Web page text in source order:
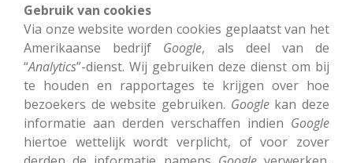
Gebruik van cookies
Via onze website worden cookies geplaatst van het
Amerikaanse bedrijf Google, als deel van de
“Analytics”-dienst. Wij gebruiken deze dienst om bij
te houden en rapportages te krijgen over hoe
bezoekers de website gebruiken. Googlekan deze
informatie aan derden verschaffen indien Google
hiertoe wettelijk wordt verplicht, of voor zover